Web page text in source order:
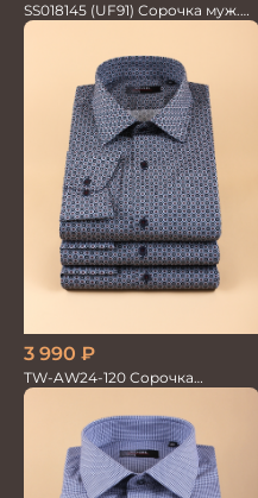
SS018145 (UF91) Сорочка муж.
кр.рук. GROSTYLE PRIME
3 990 ₽
TW-AW24-120 Сорочка
мужская